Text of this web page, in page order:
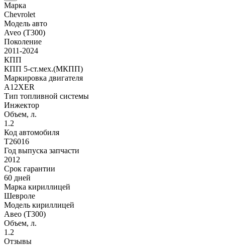
Марка
Chevrolet
Модель авто
Aveo (T300)
Поколение
2011-2024
КПП
КПП 5-ст.мех.(МКПП)
Маркировка двигателя
A12XER
Тип топливной системы
Инжектор
Объем, л.
1.2
Код автомобиля
T26016
Год выпуска запчасти
2012
Срок гарантии
60 дней
Марка кириллицей
Шевроле
Модель кириллицей
Авео (Т300)
Объем, л.
1.2
Отзывы